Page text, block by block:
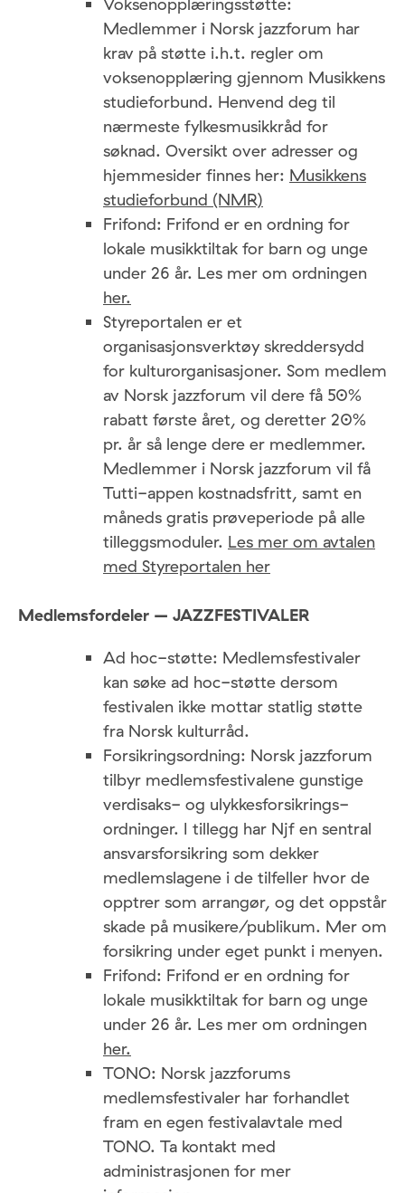
Medlemmer i Norsk jazzforum har
krav på støtte i.h.t. regler om
voksenopplæring gjennom Musikkens
studieforbund. Henvend deg til
nærmeste fylkesmusikkråd for
søknad. Oversikt over adresser og
hjemmesider finnes her: Musikkens
studieforbund (NMR)
Frifond: Frifond er en ordning for
lokale musikktiltak for barn og unge
under 26 år. Les mer om ordningen
her.
Styreportalen er et
organisasjonsverktøy skreddersydd
for kulturorganisasjoner. Som medlem
av Norsk jazzforum vil dere få 50%
rabatt første året, og deretter 20%
pr. år så lenge dere er medlemmer.
Medlemmer i Norsk jazzforum vil få
Tutti-appen kostnadsfritt, samt en
måneds gratis prøveperiode på alle
tilleggsmoduler. Les mer om avtalen
med Styreportalen her
Medlemsfordeler – JAZZFESTIVALER
Ad hoc-støtte: Medlemsfestivaler
kan søke ad hoc-støtte dersom
festivalen ikke mottar statlig støtte
fra Norsk kulturråd.
Forsikringsordning: Norsk jazzforum
tilbyr medlemsfestivalene gunstige
verdisaks- og ulykkesforsikrings­
ordninger. I tillegg har Njf en sentral
ansvarsforsikring som dekker
medlemslagene i de tilfeller hvor de
opptrer som arrangør, og det oppstår
skade på musikere/publikum. Mer om
forsikring under eget punkt i menyen.
Frifond: Frifond er en ordning for
lokale musikktiltak for barn og unge
under 26 år. Les mer om ordningen
her.
TONO: Norsk jazzforums
medlemsfestivaler har forhandlet
fram en egen festivalavtale med
TONO. Ta kontakt med
administrasjonen for mer